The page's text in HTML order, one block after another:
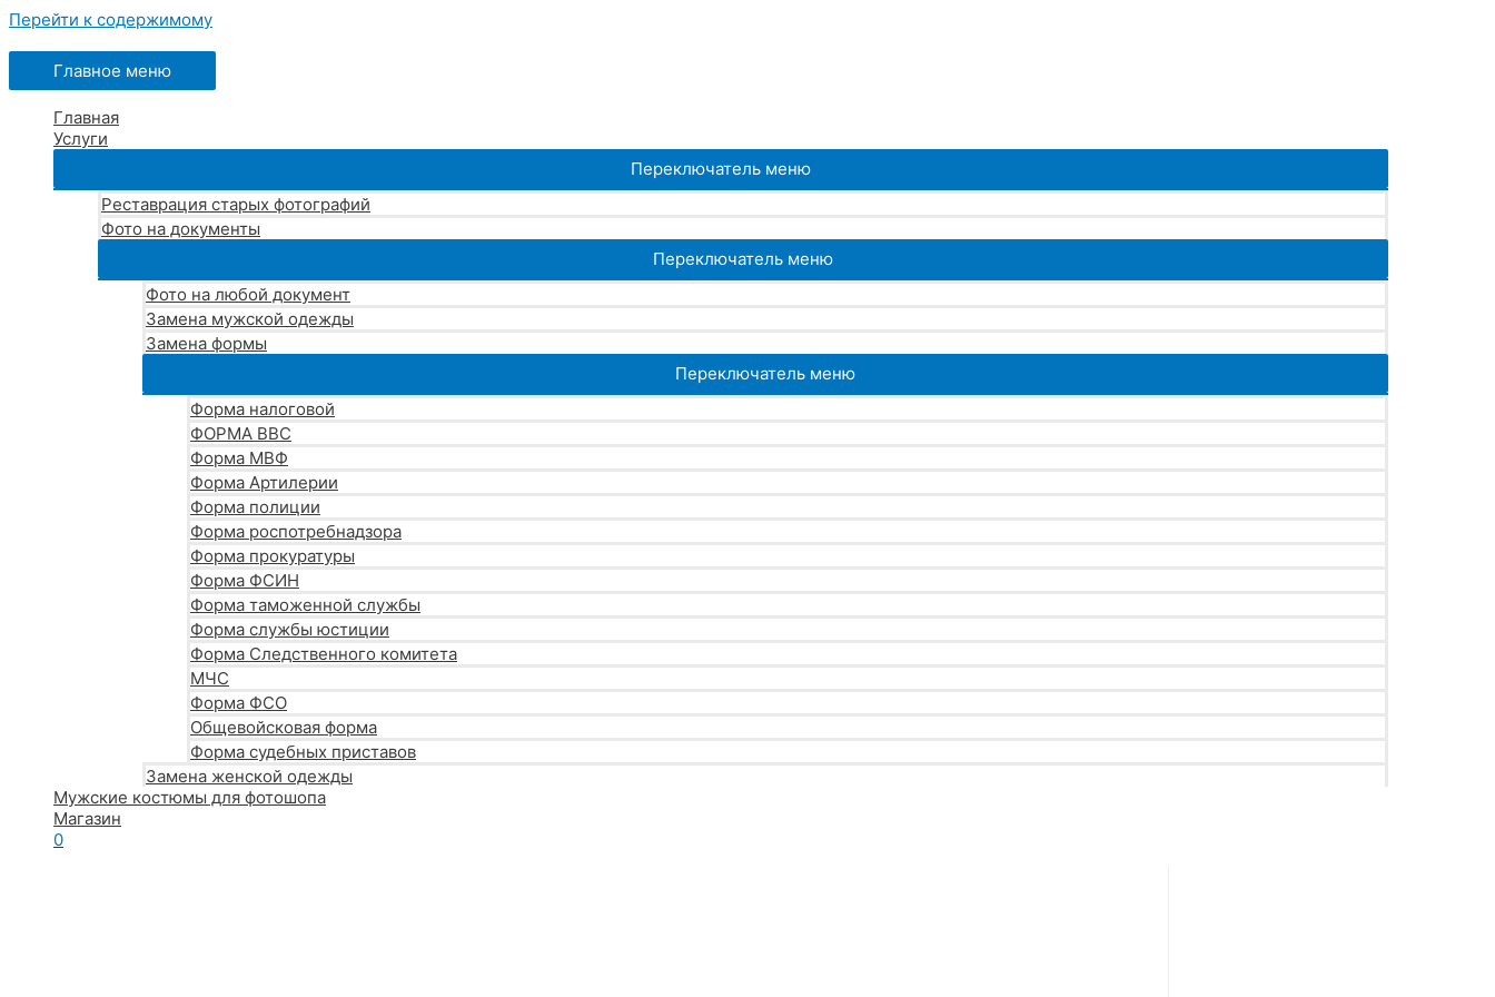
Перейти к содержимому
Главное меню
Главная
Услуги
Переключатель меню
Реставрация старых фотографий
Фото на документы
Переключатель меню
Фото на любой документ
Замена мужской одежды
Замена формы
Переключатель меню
Форма налоговой
ФОРМА ВВС
Форма МВФ
Форма Артилерии
Форма полиции
Форма роспотребнадзора
Форма прокуратуры
Форма ФСИН
Форма таможенной службы
Форма службы юстиции
Форма Следственного комитета
МЧС
Форма ФСО
Общевойсковая форма
Форма судебных приставов
Замена женской одежды
Мужские костюмы для фотошопа
Магазин
0